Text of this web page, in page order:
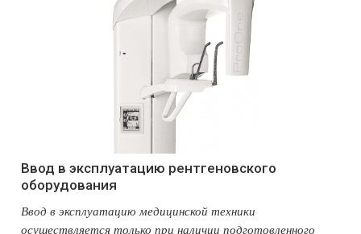
Ввод в эксплуатацию рентгеновского
оборудования
Ввод в эксплуатацию медицинской техники
осуществляется только при наличии подготовленного